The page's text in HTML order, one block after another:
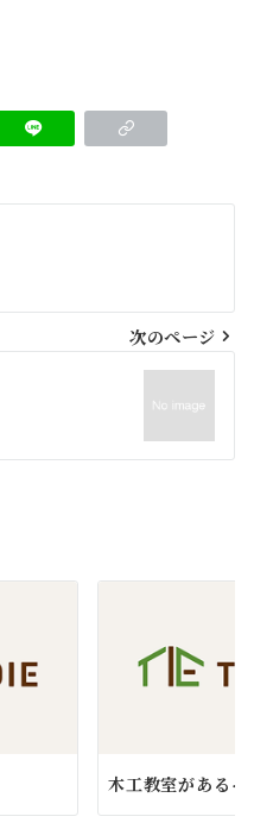
次のページ
木工教室があるそ